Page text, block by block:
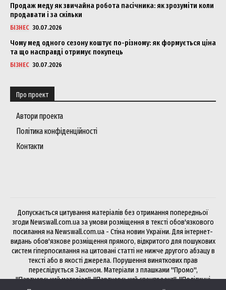
Продаж меду як звичайна робота пасічника: як зрозуміти коли
продавати і за скільки
БІЗНЕС 30.07.2026
Чому мед одного сезону коштує по-різному: як формується ціна
та що насправді отримує покупець
БІЗНЕС 30.07.2026
Про проект
Автори проекта
Політика конфіденційності
Контакти
Допускається цитування матеріалів без отримання попередньої
згоди Newswall.com.ua за умови розміщення в тексті обов'язкового
посилання на Newswall.com.ua - Стіна новин України. Для інтернет-
видань обов'язкове розміщення прямого, відкритого для пошукових
систем гіперпосилання на цитовані статті не нижче другого абзацу в
тексті або в якості джерела. Порушення виняткових прав
переслідується Законом. Матеріали з плашками "Промо",
"Партнерський матеріал", "Партнерський спецпроект", "Політичні